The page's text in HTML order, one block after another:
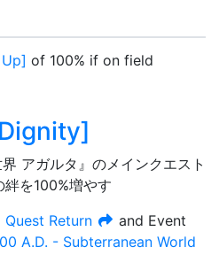
] of 100% if on field
]
アガルタ』のメインクエスト
を100%増やす
Quest Return and Event
A.D. - Subterranean World